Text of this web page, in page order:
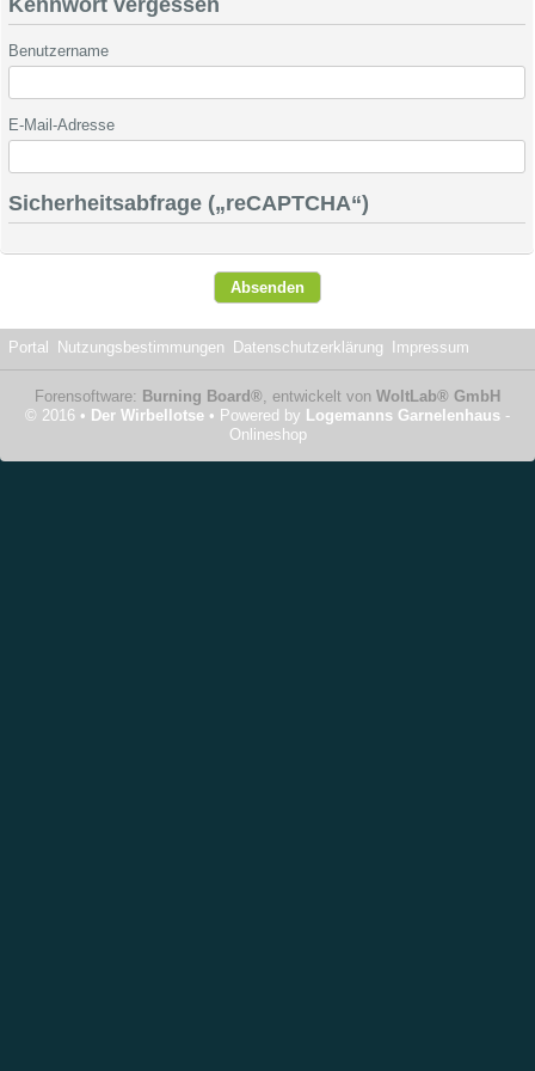
Benutzername
E-Mail-Adresse
Sicherheitsabfrage („reCAPTCHA“)
Portal Nutzungsbestimmungen Datenschutzerklärung Impressum
Forensoftware: Burning Board®, entwickelt von WoltLab® GmbH
© 2016 • Der Wirbellotse • Powered by Logemanns Garnelenhaus -
Onlineshop